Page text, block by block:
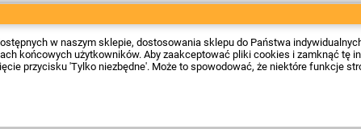
w naszym sklepie, dostosowania sklepu do Państwa
końcowych użytkowników. Aby zaakceptować pliki cookies i zamknąć tę
przycisku 'Tylko niezbędne'. Może to spowodować, że niektóre funkcje